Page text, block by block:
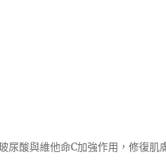
尿酸與維他命C加強作用，修復肌